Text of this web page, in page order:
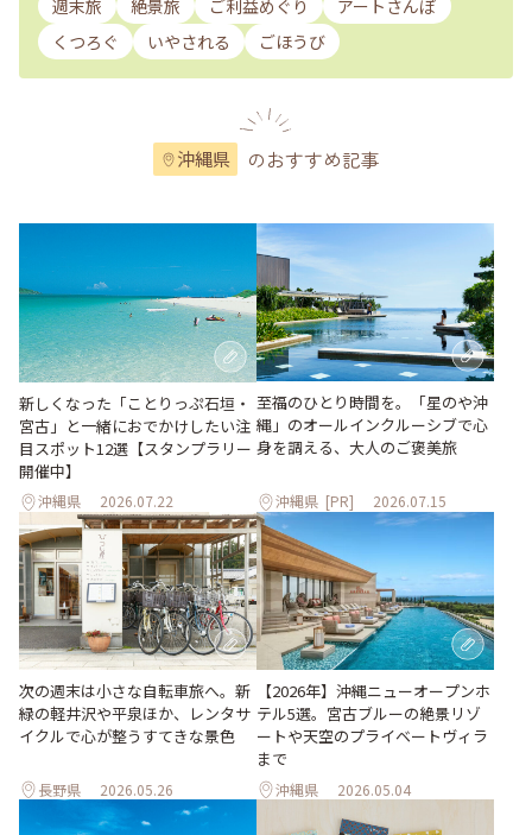
週末旅 絶景旅 ご利益めぐり
アートさんぽ
くつろぐ
いやされる ごほうび
沖縄県 のおすすめ記事
新しくなった「ことりっぷ石垣・
宮古」と一緒におでかけしたい注
目スポット12選【スタンプラリー
開催中】
沖縄県 2026.07.22
至福のひとり時間を。「星のや沖
縄」のオールインクルーシブで心
身を調える、大人のご褒美旅
沖縄県 [PR] 2026.07.15
次の週末は小さな自転車旅へ。新
緑の軽井沢や平泉ほか、レンタサ
イクルで心が整うすてきな景色
長野県 2026.05.26
【2026年】沖縄ニューオープンホ
テル5選。宮古ブルーの絶景リゾ
ートや天空のプライベートヴィラ
まで
沖縄県 2026.05.04